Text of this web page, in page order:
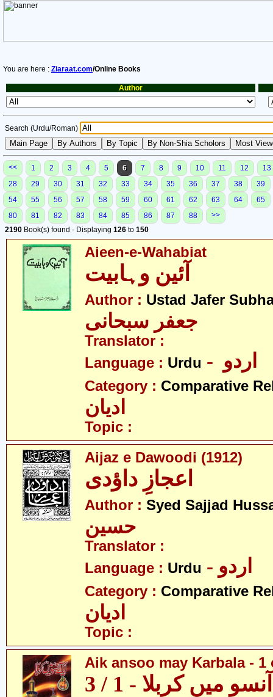
You are here : Ziaraat.com/Online Books
Author
Search (Urdu/Roman)
<< 1 2 3 4 5 6 7 8 9 10 11 12
13
28
29 30 31 32 33 34 35 36 37 38
39
54
55 56 57 58 59 60 61 62 63 64
65
80
81 82 83 84 85 86 87 88
>>
2190 Book(s) found - Displaying 126 to 150
Aieen-e-Wahabiat
آئین وہابیت
Author : Ustad Jafer
جعفر سبحانی
Translator :
Language : Urdu
Category : Comparative
ادیان
Topic :
Aijaz e Dawoodi (1912)
اعجازِ داؤدی
Author : Syed Sajjad
حسین
Translator :
Language : Urdu - اردو
Category : Comparative
ادیان
Topic :
Aik ansoo may Karbala - 1
میں کربلا - 1 / 3